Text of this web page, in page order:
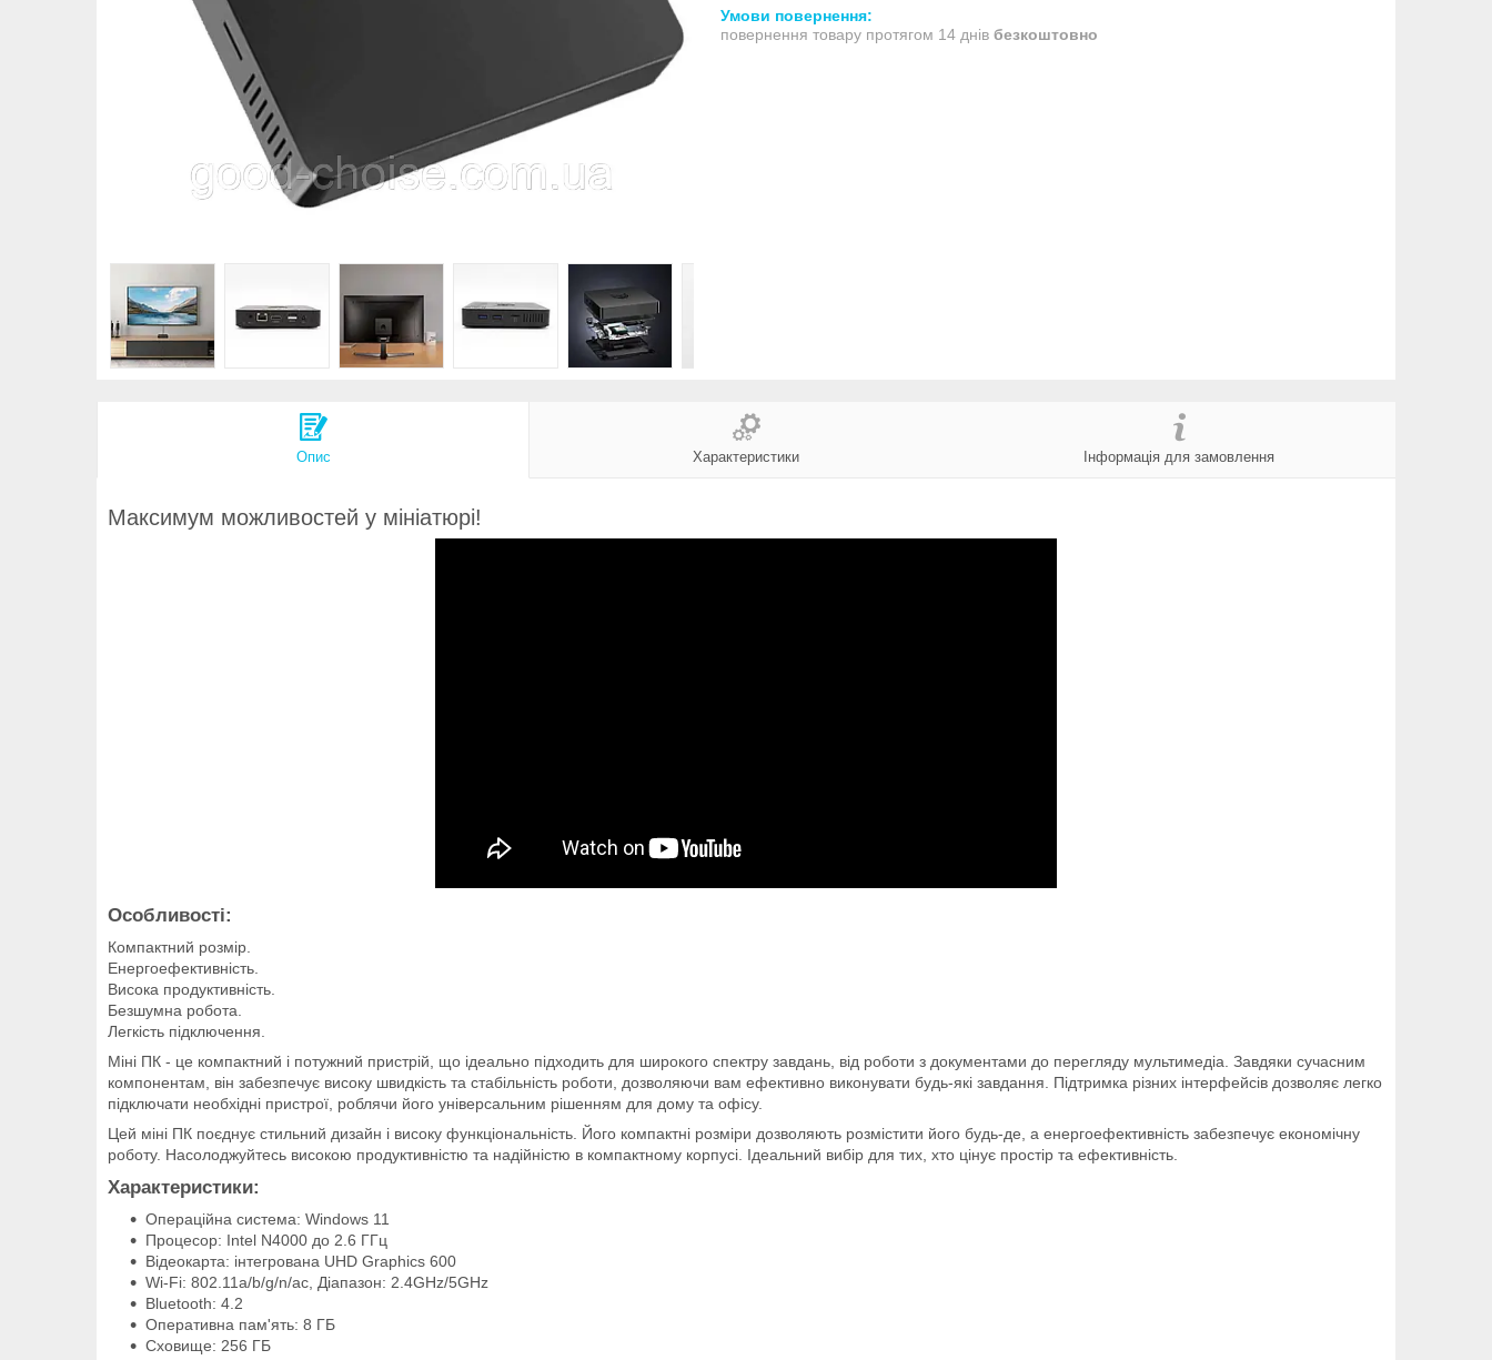
повернення товару протягом 14 днів безкоштовно
Опис Характеристики Інформація для замовлення
Максимум можливостей у мініатюрі!
Особливості:
Компактний розмір.
Енергоефективність.
Висока продуктивність.
Безшумна робота.
Легкість підключення.
Міні ПК - це компактний і потужний пристрій, що ідеально підходить для широкого спектру завдань, від роботи з документами до перегляду мультимедіа. Завдяки сучасним
компонентам, він забезпечує високу швидкість та стабільність роботи, дозволяючи вам ефективно виконувати будь-які завдання. Підтримка різних інтерфейсів дозволяє легко
підключати необхідні пристрої, роблячи його універсальним рішенням для дому та офісу.
Цей міні ПК поєднує стильний дизайн і високу функціональність. Його компактні розміри дозволяють розмістити його будь-де, а енергоефективність забезпечує економічну
роботу. Насолоджуйтесь високою продуктивністю та надійністю в компактному корпусі. Ідеальний вибір для тих, хто цінує простір та ефективність.
Характеристики:
Операційна система: Windows 11
Процесор: Intel N4000 до 2.6 ГГц
Відеокарта: інтегрована UHD Graphics 600
Wi-Fi: 802.11a/b/g/n/ac, Діапазон: 2.4GHz/5GHz
Bluetooth: 4.2
Оперативна пам'ять: 8 ГБ
Сховище: 256 ГБ